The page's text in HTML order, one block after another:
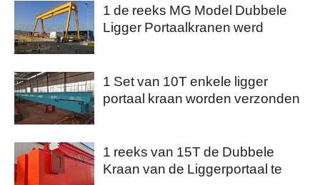
1 de reeks MG Model Dubbele
Ligger Portaalkranen werd
1 Set van 10T enkele ligger
portaal kraan worden verzonden
1 reeks van 15T de Dubbele
Kraan van de Liggerportaal te